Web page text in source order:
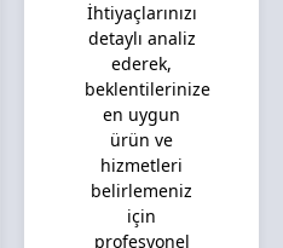
İhtiyaçlarınızı
detaylı analiz
ederek,
beklentilerinize
en uygun
ürün ve
hizmetleri
belirlemeniz
için
profesyonel